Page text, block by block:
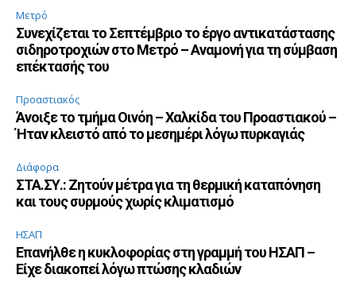
Μετρό
Συνεχίζεται το Σεπτέμβριο το έργο αντικατάστασης
σιδηροτροχιών στο Μετρό – Αναμονή για τη σύμβαση
επέκτασής του
Προαστιακός
Άνοιξε το τμήμα Οινόη – Χαλκίδα του Προαστιακού –
Ήταν κλειστό από το μεσημέρι λόγω πυρκαγιάς
Διάφορα
ΣΤΑ.ΣΥ.: Ζητούν μέτρα για τη θερμική καταπόνηση
και τους συρμούς χωρίς κλιματισμό
ΗΣΑΠ
Επανήλθε η κυκλοφορίας στη γραμμή του ΗΣΑΠ –
Είχε διακοπεί λόγω πτώσης κλαδιών